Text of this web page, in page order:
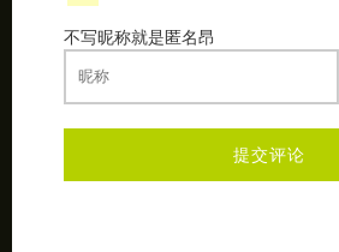
不写昵称就是匿名昂